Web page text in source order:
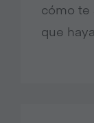
cómo te
que